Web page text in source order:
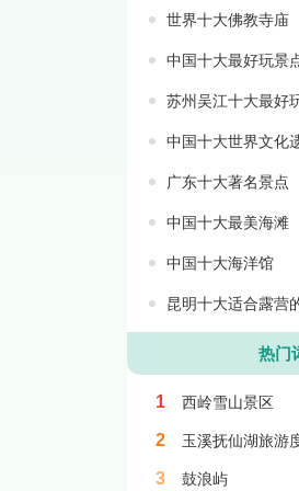
世界十大佛教寺庙
中国十大最好玩景
苏州吴江十大最好
中国十大世界文化
广东十大著名景点
中国十大最美海滩
中国十大海洋馆
昆明十大适合露营
热门
1 西岭雪山景区
2 玉溪抚仙湖旅游
3 鼓浪屿